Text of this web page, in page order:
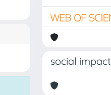
social impact